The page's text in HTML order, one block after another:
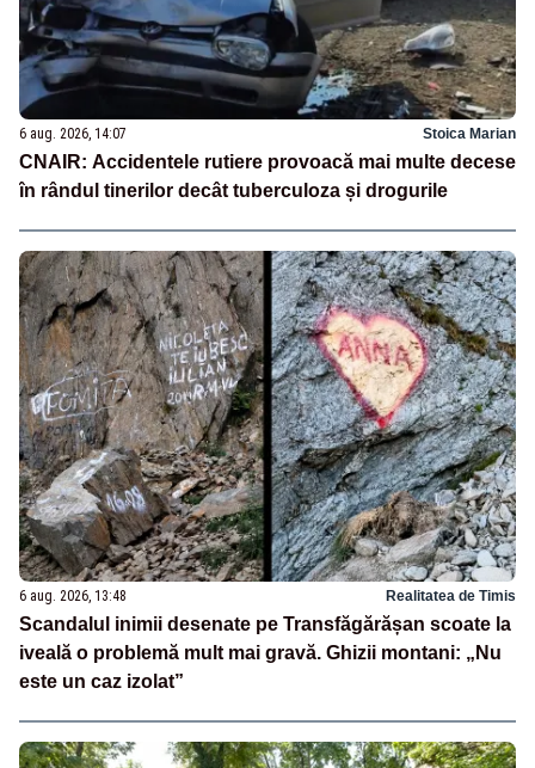
6 aug. 2026, 14:07 Stoica Marian
CNAIR: Accidentele rutiere provoacă mai multe decese
în rândul tinerilor decât tuberculoza și drogurile
6 aug. 2026, 13:48 Realitatea de Timis
Scandalul inimii desenate pe Transfăgărășan scoate la
iveală o problemă mult mai gravă. Ghizii montani: „Nu
este un caz izolat”